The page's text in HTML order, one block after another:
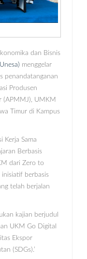
dan Bisnis
menggelar
penandatanganan
Produsen
(APMMJ), UMKM
Timur di Kampus
Kerja Sama
Berbasis
dari Zero to
inisiatif berbasis
telah berjalan
kajian berjudul
UKM Go Digital
Ekspor
(SDGs).’